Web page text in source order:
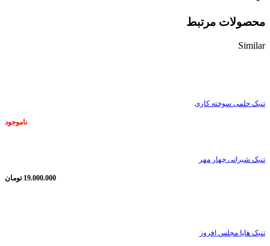
محصولات مرتبط
Similar
تنبک حلمی سوخته کاری
ناموجود
تنبک شیرانی چهار مهر
19.000.000 تومان
تنبک هاپا مجلس افروز